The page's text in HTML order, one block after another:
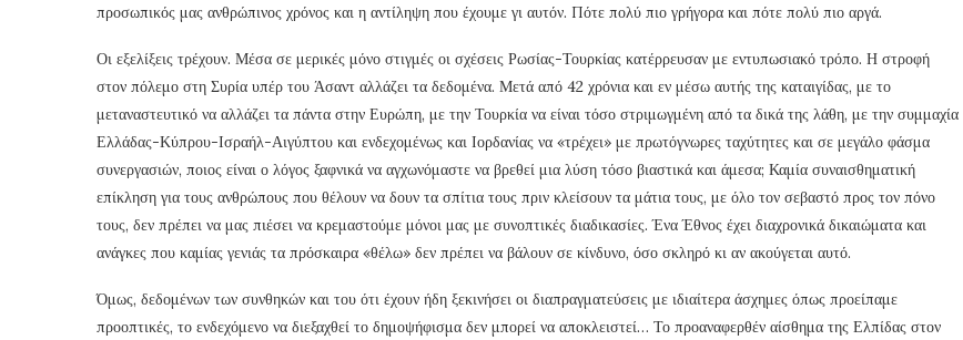
προσωπικός μας ανθρώπινος χρόνος και η αντίληψη που έχουμε γι αυτόν. Πότε πολύ πιο γρήγορα και πότε πολύ πιο αργά.
Οι εξελίξεις τρέχουν. Μέσα σε μερικές μόνο στιγμές οι σχέσεις Ρωσίας-Τουρκίας κατέρρευσαν με εντυπωσιακό τρόπο. Η στροφή
στον πόλεμο στη Συρία υπέρ του Άσαντ αλλάζει τα δεδομένα. Μετά από 42 χρόνια και εν μέσω αυτής της καταιγίδας, με το
μεταναστευτικό να αλλάζει τα πάντα στην Ευρώπη, με την Τουρκία να είναι τόσο στριμωγμένη από τα δικά της λάθη, με την συμμαχία
Ελλάδας-Κύπρου-Ισραήλ-Αιγύπτου και ενδεχομένως και Ιορδανίας να «τρέχει» με πρωτόγνωρες ταχύτητες και σε μεγάλο φάσμα
συνεργασιών, ποιος είναι ο λόγος ξαφνικά να αγχωνόμαστε να βρεθεί μια λύση τόσο βιαστικά και άμεσα; Καμία συναισθηματική
επίκληση για τους ανθρώπους που θέλουν να δουν τα σπίτια τους πριν κλείσουν τα μάτια τους, με όλο τον σεβαστό προς τον πόνο
τους, δεν πρέπει να μας πιέσει να κρεμαστούμε μόνοι μας με συνοπτικές διαδικασίες. Ένα Έθνος έχει διαχρονικά δικαιώματα και
ανάγκες που καμίας γενιάς τα πρόσκαιρα «θέλω» δεν πρέπει να βάλουν σε κίνδυνο, όσο σκληρό κι αν ακούγεται αυτό.
Όμως, δεδομένων των συνθηκών και του ότι έχουν ήδη ξεκινήσει οι διαπραγματεύσεις με ιδιαίτερα άσχημες όπως προείπαμε
προοπτικές, το ενδεχόμενο να διεξαχθεί το δημοψήφισμα δεν μπορεί να αποκλειστεί… Το προαναφερθέν αίσθημα της Ελπίδας στον